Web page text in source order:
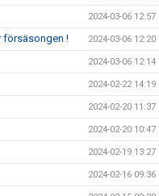
2024-03-06 12:57
försäsongen ! 2024-03-06 12:20
2024-03-06 12:14
2024-02-22 14:19
2024-02-20 11:37
2024-02-20 10:47
2024-02-19 13:27
2024-02-16 09:36